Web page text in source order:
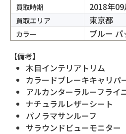
買取時期 2018年09
買取エリア 東京都
カラー ブルー
【備考】
木目インテリアトリム
カラードブレーキキャリパ
アルカンターラルーフライ
ナチュラルレザーシート
パノラマサンルーフ
サラウンドビューモニター